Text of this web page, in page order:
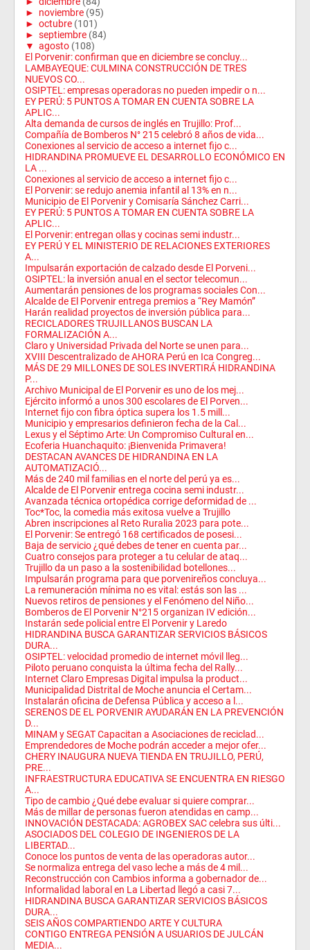
► noviembre (95)
► octubre (101)
► septiembre (84)
▼ agosto (108)
El Porvenir: confirman que en diciembre se concluy...
LAMBAYEQUE: CULMINA CONSTRUCCIÓN DE TRES
NUEVOS CO...
OSIPTEL: empresas operadoras no pueden impedir o n...
EY PERÚ: 5 PUNTOS A TOMAR EN CUENTA SOBRE LA
APLIC...
Alta demanda de cursos de inglés en Trujillo: Prof...
Compañía de Bomberos N° 215 celebró 8 años de vida...
Conexiones al servicio de acceso a internet fijo c...
HIDRANDINA PROMUEVE EL DESARROLLO ECONÓMICO EN
LA ...
Conexiones al servicio de acceso a internet fijo c...
El Porvenir: se redujo anemia infantil al 13% en n...
Municipio de El Porvenir y Comisaría Sánchez Carri...
EY PERÚ: 5 PUNTOS A TOMAR EN CUENTA SOBRE LA
APLIC...
El Porvenir: entregan ollas y cocinas semi industr...
EY PERÚ Y EL MINISTERIO DE RELACIONES EXTERIORES
A...
Impulsarán exportación de calzado desde El Porveni...
OSIPTEL: la inversión anual en el sector telecomun...
Aumentarán pensiones de los programas sociales Con...
Alcalde de El Porvenir entrega premios a “Rey Mamón”
Harán realidad proyectos de inversión pública para...
RECICLADORES TRUJILLANOS BUSCAN LA
FORMALIZACIÓN A...
Claro y Universidad Privada del Norte se unen para...
XVIII Descentralizado de AHORA Perú en Ica Congreg...
MÁS DE 29 MILLONES DE SOLES INVERTIRÁ HIDRANDINA
P...
Archivo Municipal de El Porvenir es uno de los mej...
Ejército informó a unos 300 escolares de El Porven...
Internet fijo con fibra óptica supera los 1.5 mill...
Municipio y empresarios definieron fecha de la Cal...
Lexus y el Séptimo Arte: Un Compromiso Cultural en...
Ecoferia Huanchaquito: ¡Bienvenida Primavera!
DESTACAN AVANCES DE HIDRANDINA EN LA
AUTOMATIZACIÓ...
Más de 240 mil familias en el norte del perú ya es...
Alcalde de El Porvenir entrega cocina semi industr...
Avanzada técnica ortopédica corrige deformidad de ...
Toc*Toc, la comedia más exitosa vuelve a Trujillo
Abren inscripciones al Reto Ruralia 2023 para pote...
El Porvenir: Se entregó 168 certificados de posesi...
Baja de servicio ¿qué debes de tener en cuenta par...
Cuatro consejos para proteger a tu celular de ataq...
Trujillo da un paso a la sostenibilidad botellones...
Impulsarán programa para que porvenireños concluya...
La remuneración mínima no es vital: estás son las ...
Nuevos retiros de pensiones y el Fenómeno del Niño...
Bomberos de El Porvenir N°215 organizan IV edición...
Instarán sede policial entre El Porvenir y Laredo
HIDRANDINA BUSCA GARANTIZAR SERVICIOS BÁSICOS
DURA...
OSIPTEL: velocidad promedio de internet móvil lleg...
Piloto peruano conquista la última fecha del Rally...
Internet Claro Empresas Digital impulsa la product...
Municipalidad Distrital de Moche anuncia el Certam...
Instalarán oficina de Defensa Pública y acceso a l...
SERENOS DE EL PORVENIR AYUDARÁN EN LA PREVENCIÓN
D...
MINAM y SEGAT Capacitan a Asociaciones de reciclad...
Emprendedores de Moche podrán acceder a mejor ofer...
CHERY INAUGURA NUEVA TIENDA EN TRUJILLO, PERÚ,
PRE...
INFRAESTRUCTURA EDUCATIVA SE ENCUENTRA EN RIESGO
A...
Tipo de cambio ¿Qué debe evaluar si quiere comprar...
Más de millar de personas fueron atendidas en camp...
INNOVACIÓN DESTACADA: AGROBEX SAC celebra sus últi...
ASOCIADOS DEL COLEGIO DE INGENIEROS DE LA
LIBERTAD...
Conoce los puntos de venta de las operadoras autor...
Se normaliza entrega del vaso leche a más de 4 mil...
Reconstrucción con Cambios informa a gobernador de...
Informalidad laboral en La Libertad llegó a casi 7...
HIDRANDINA BUSCA GARANTIZAR SERVICIOS BÁSICOS
DURA...
SEIS AÑOS COMPARTIENDO ARTE Y CULTURA
CONTIGO ENTREGA PENSIÓN A USUARIOS DE JULCÁN
MEDIA...